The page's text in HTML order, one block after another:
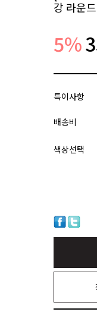
강 라운
5%
특이사항
배송비
색상선택